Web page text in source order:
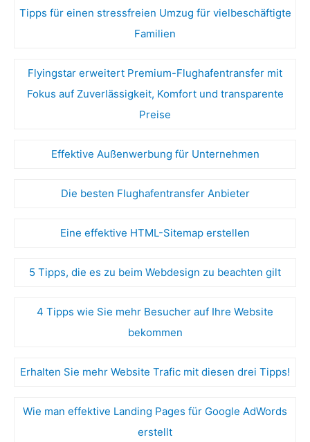
Tipps für einen stressfreien Umzug für vielbeschäftigte
Familien
Flyingstar erweitert Premium-Flughafentransfer mit
Fokus auf Zuverlässigkeit, Komfort und transparente
Preise
Effektive Außenwerbung für Unternehmen
Die besten Flughafentransfer Anbieter
Eine effektive HTML-Sitemap erstellen
5 Tipps, die es zu beim Webdesign zu beachten gilt
4 Tipps wie Sie mehr Besucher auf Ihre Website
bekommen
Erhalten Sie mehr Website Trafic mit diesen drei Tipps!
Wie man effektive Landing Pages für Google AdWords
erstellt